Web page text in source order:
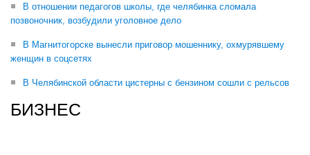
В отношении педагогов школы, где челябинка сломала
позвоночник, возбудили уголовное дело
В Магнитогорске вынесли приговор мошеннику, охмурявшему
женщин в соцсетях
В Челябинской области цистерны с бензином сошли с рельсов
БИЗНЕС